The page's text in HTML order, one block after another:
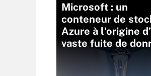
Microsoft : un
conteneur de
Azure à l’origine
vaste fuite de